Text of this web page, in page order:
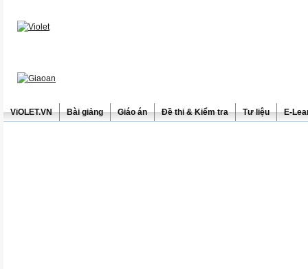
ViOLET.VN Bài giảng Giáo án Đề thi & Kiểm tra Tư liệu E-